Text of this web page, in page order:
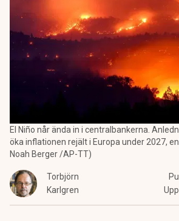
El Niño når ända in i centralbankerna.
öka inflationen rejält i Europa under 2027,
Noah Berger /AP-TT)
Torbjörn
Karlgren